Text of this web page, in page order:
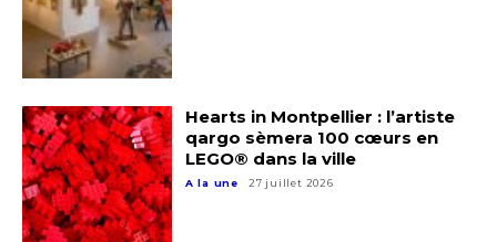
Hearts in Montpellier : l’artiste
qargo sèmera 100 cœurs en
LEGO® dans la ville
A la une 27 juillet 2026